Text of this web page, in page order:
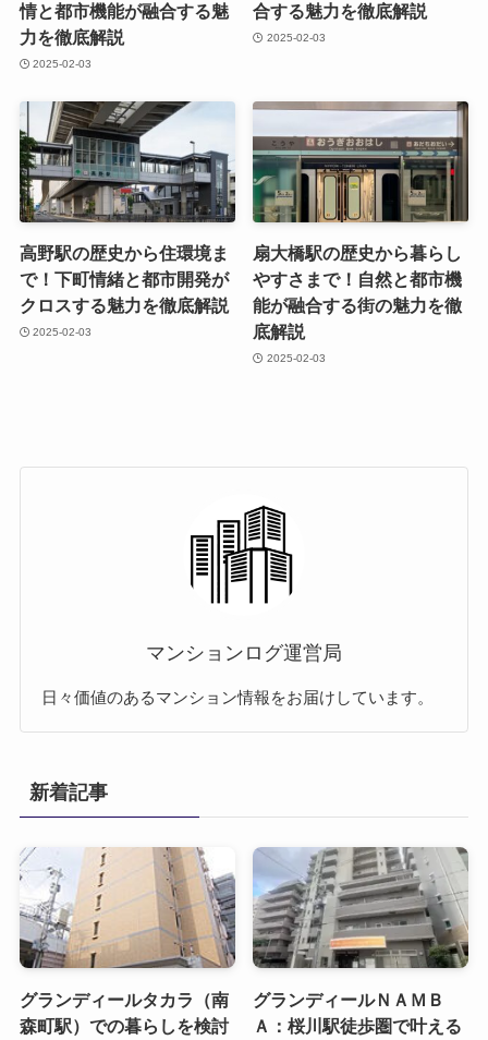
情と都市機能が融合する魅
力を徹底解説
2025-02-03
合する魅力を徹底解説
2025-02-03
高野駅の歴史から住環境ま
で！下町情緒と都市開発が
クロスする魅力を徹底解説
2025-02-03
扇大橋駅の歴史から暮らし
やすさまで！自然と都市機
能が融合する街の魅力を徹
底解説
2025-02-03
マンションログ運営局
日々価値のあるマンション情報をお届けしています。
新着記事
グランディールタカラ（南
森町駅）での暮らしを検討
グランディールＮＡＭＢ
Ａ：桜川駅徒歩圏で叶える